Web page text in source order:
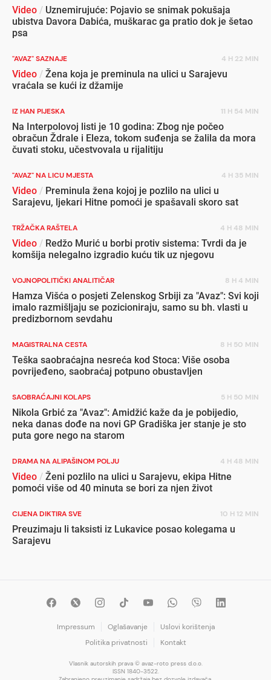
Video / Uznemirujuće: Pojavio se snimak pokušaja
ubistva Davora Dabića, muškarac ga pratio dok je šetao
psa
"AVAZ" SAZNAJE 4 H 22 MIN
Video / Žena koja je preminula na ulici u Sarajevu
vraćala se kući iz džamije
IZ HAN PIJESKA 11 H 54 MIN
Na Interpolovoj listi je 10 godina: Zbog nje počeo
obračun Ždrale i Eleza, tokom suđenja se žalila da mora
čuvati stoku, učestvovala u rijalitiju
"AVAZ" NA LICU MJESTA 4 H 35 MIN
Video / Preminula žena kojoj je pozlilo na ulici u
Sarajevu, ljekari Hitne pomoći je spašavali skoro sat
TRŽAČKA RAŠTELA 4 H 48 MIN
Video / Redžo Murić u borbi protiv sistema: Tvrdi da je
komšija nelegalno izgradio kuću tik uz njegovu
VOJNOPOLITIČKI ANALITIČAR 8 H 4 MIN
Hamza Višća o posjeti Zelenskog Srbiji za "Avaz": Svi koji
imalo razmišljaju se pozicioniraju, samo su bh. vlasti u
predizbornom sevdahu
MAGISTRALNA CESTA 8 H 50 MIN
Teška saobraćajna nesreća kod Stoca: Više osoba
povrijeđeno, saobraćaj potpuno obustavljen
SAOBRAĆAJNI KOLAPS 5 H 50 MIN
Nikola Grbić za "Avaz": Amidžić kaže da je pobijedio,
neka danas dođe na novi GP Gradiška jer stanje je sto
puta gore nego na starom
DRAMA NA ALIPAŠINOM POLJU 4 H 48 MIN
Video / Ženi pozlilo na ulici u Sarajevu, ekipa Hitne
pomoći više od 40 minuta se bori za njen život
CIJENA DIKTIRA SVE 10 H 12 MIN
Preuzimaju li taksisti iz Lukavice posao kolegama u
Sarajevu
Impressum Oglašavanje
Uslovi korištenja
Politika privatnosti
Kontakt
Vlasnik autorskih prava © avaz-roto press d.o.o.
ISSN 1840-3522.